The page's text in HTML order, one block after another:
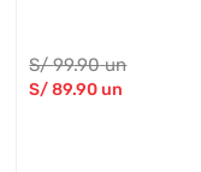
S/99.90 un
S/89.90 un